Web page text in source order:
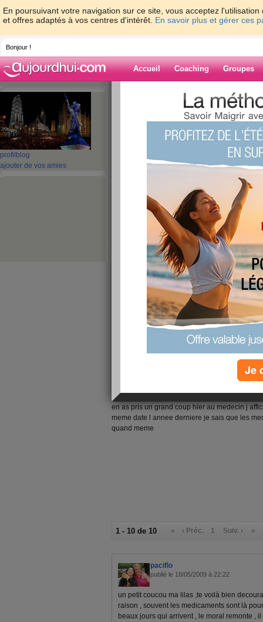
En poursuivant votre navigation sur ce site, vous acceptez
et offres adaptés à vos centres d'intérêt. En savoir plus et gérer ces
Bonjour !
Accueil Coaching Groupes
profil blog
ajouter de vos amies
> lilasblanc2610 >
Blog de
completement
je suis a bout de ma resistance j ai de plus
guerre contre ces kilos
j ai beau faire attention a tout ne pas manger
moyens de perdre durablement
apres avoir du arreter de nouveau le sport
une grande partie de ce que j avais
les nevralgies dans la nuque sont de plus en
pedaler( ha oui meme mon velo) me fait
histoire de faire du sport sans en avoir l air je
pas moyens mes coudes ne veulent rien savoir
ils sont inflammes comme pas possible
je compte sur vous les filles pour me rendre
en as pris un grand coup hier au medecin j
meme date l annee derniere je sais que les
quand meme
1 - 10 de 10 « ‹ Préc. 1 Suiv. › »
paciflo
publié le 18/05/2009 à 22:22
un petit coucou ma lilas ,te voilà bien
raison , souvent les medicaments sont là
beaux jours qui arrivent , le moral remonte ,
Je